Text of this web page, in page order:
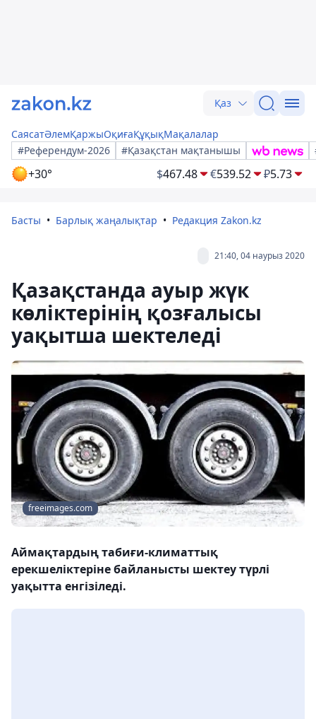
Қаз
СаясатӘлемҚаржыОқиғаҚұқықМақалалар
#Референдум-2026
#Қазақстан мақтанышы
+30° $467.48 €539.52 ₽5.73
Басты Барлық жаңалықтар Редакция Zakon.kz
21:40, 04 наурыз 2020
Қазақстанда ауыр жүк
көліктерінің қозғалысы
уақытша шектеледі
freeimages.com
Аймақтардың табиғи-климаттық
ерекшеліктеріне байланысты шектеу түрлі
уақытта енгізіледі.